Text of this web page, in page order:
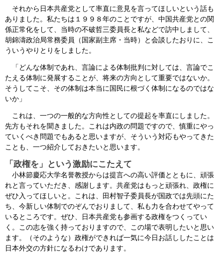
それから日本共産党として率直に意見を言ってほしいという話も
ありました。私たちは１９９８年のことですが、中国共産党との関
係正常化をして、当時の不破哲三委員長と私などで訪中しまして、
胡錦濤政治局常務委員（国家副主席・当時）と会談したおりに、こ
ういうやりとりをしました。
「どんな体制であれ、言論による体制批判に対しては、言論でこ
たえる体制に発展することが、将来の方向として重要ではないか。
そうしてこそ、その体制は本当に国民に根づく体制になるのではな
いか」
これは、一つの一般的な方向性としての提起を率直にしました。
先方もそれを聞きました。これは内政の問題ですので、慎重にやっ
ていくべき問題でもあると思いますが、そういう対応もやってきた
ことも、一つ紹介しておきたいと思います。
「政権を」という激励にこたえて
小林節慶応大学名誉教授からは提言への高い評価とともに、頑張
れと言っていただき、感謝します。共産党はもっと頑張れ、政権に
ぜひ入ってほしいと。これは、田村智子委員長が国政では先頭にた
ち、今新しい体制でのぞんでおりまして、私も力を合わせてやって
いるところです。ぜひ、日本共産党も参画する政権をつくってい
く。この志を強く持っておりますので、この場で表明したいと思い
ます。（そのような）政権ができれば一気に今日お話ししたことは
日本外交の方針になるわけであります。